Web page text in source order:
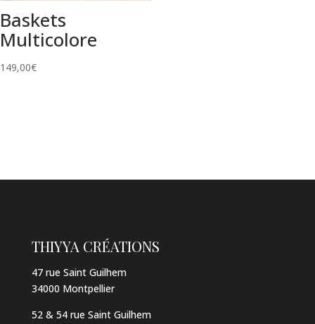
Baskets
Multicolore
149,00€
THIYYA CRÉATIONS
47 rue Saint Guilhem
34000 Montpellier
52 & 54 rue Saint Guilhem